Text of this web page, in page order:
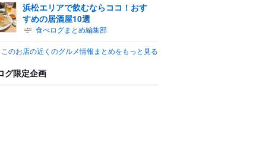
浜松エリアで飲むならココ！おす
すめの居酒屋10選
食べログまとめ編集部
このお店の近くのグルメ情報まとめをもっと見る
グ限定企画